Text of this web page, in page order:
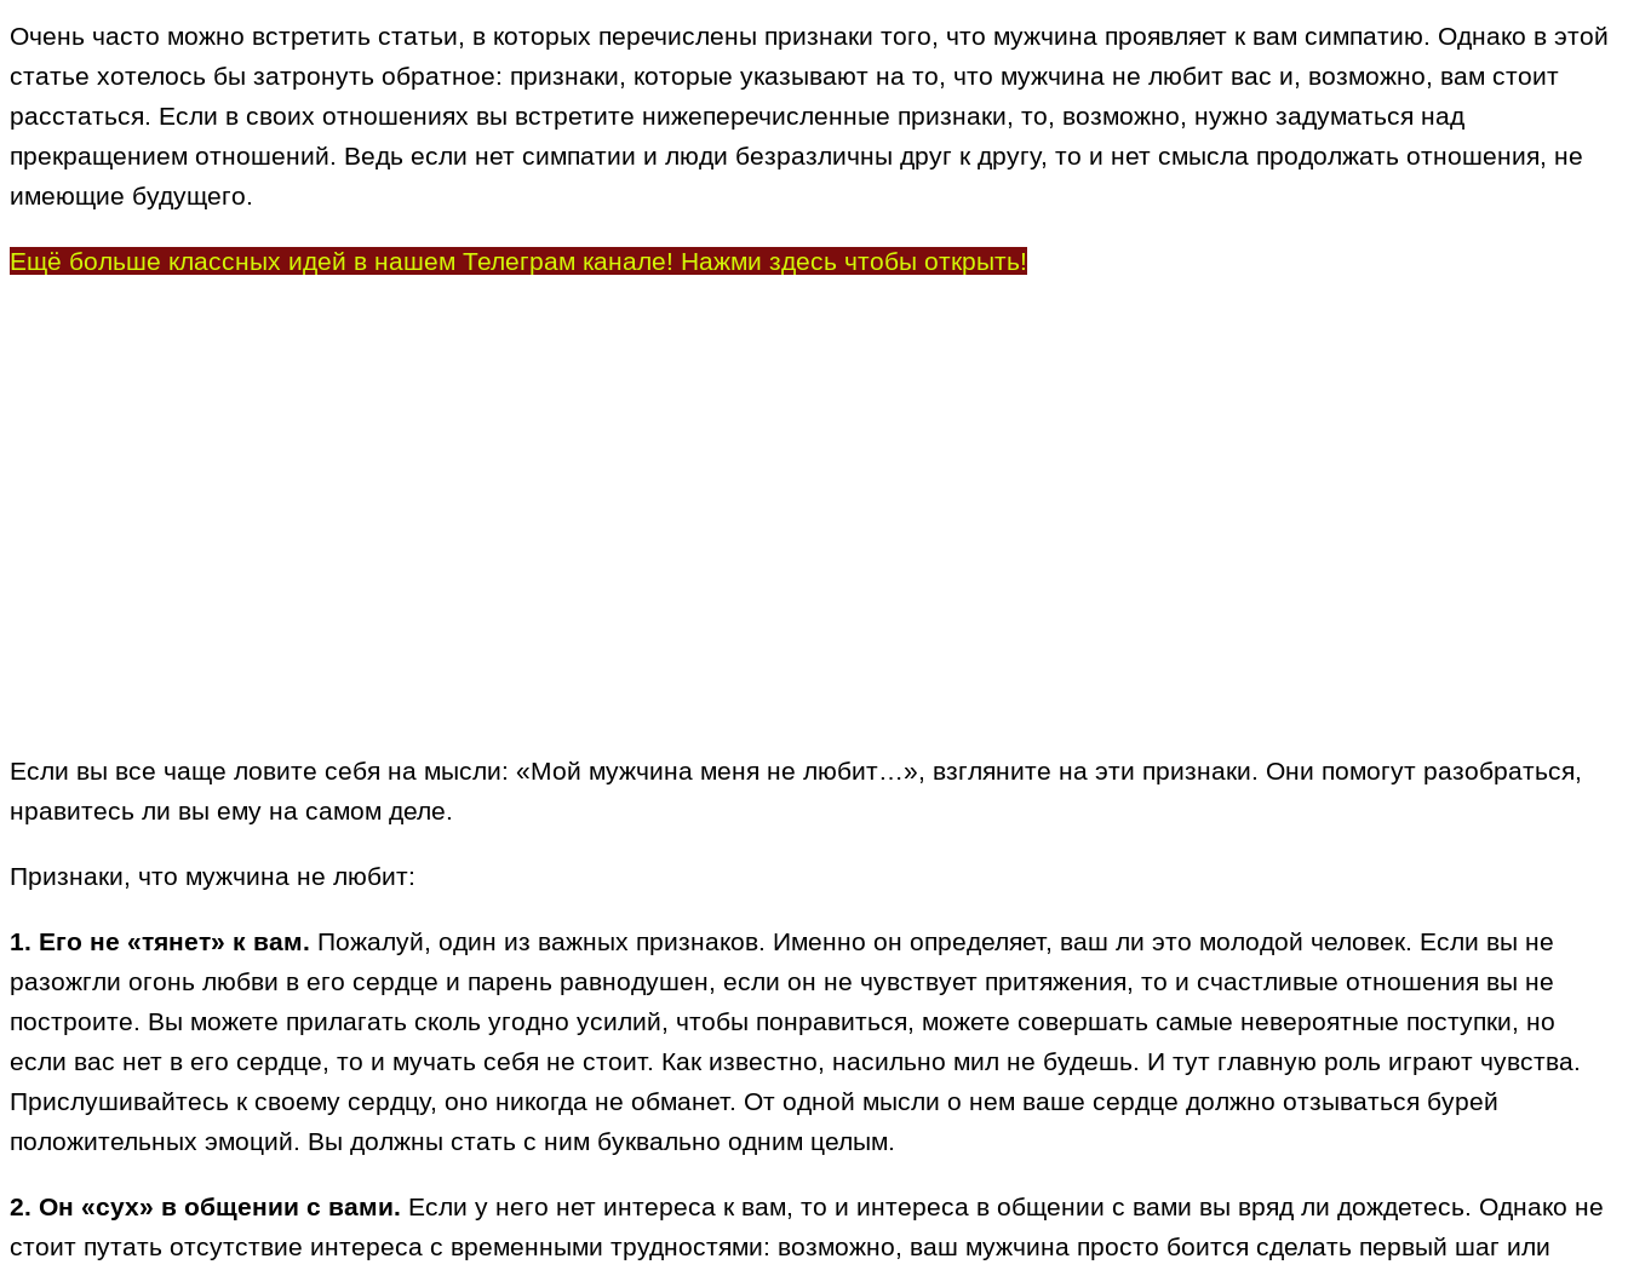
Очень часто можно встретить статьи, в которых перечислены признаки того, что мужчина проявляет к вам симпатию. Однако в этой
статье хотелось бы затронуть обратное: признаки, которые указывают на то, что мужчина не любит вас и, возможно, вам стоит
расстаться. Если в своих отношениях вы встретите нижеперечисленные признаки, то, возможно, нужно задуматься над
прекращением отношений. Ведь если нет симпатии и люди безразличны друг к другу, то и нет смысла продолжать отношения, не
имеющие будущего.
Ещё больше классных идей в нашем Телеграм канале! Нажми здесь чтобы открыть!
Если вы все чаще ловите себя на мысли: «Мой мужчина меня не любит…», взгляните на эти признаки. Они помогут разобраться,
нравитесь ли вы ему на самом деле.
Признаки, что мужчина не любит:
1. Его не «тянет» к вам. Пожалуй, один из важных признаков. Именно он определяет, ваш ли это молодой человек. Если вы не
разожгли огонь любви в его сердце и парень равнодушен, если он не чувствует притяжения, то и счастливые отношения вы не
построите. Вы можете прилагать сколь угодно усилий, чтобы понравиться, можете совершать самые невероятные поступки, но
если вас нет в его сердце, то и мучать себя не стоит. Как известно, насильно мил не будешь. И тут главную роль играют чувства.
Прислушивайтесь к своему сердцу, оно никогда не обманет. От одной мысли о нем ваше сердце должно отзываться бурей
положительных эмоций. Вы должны стать с ним буквально одним целым.
2. Он «сух» в общении с вами. Если у него нет интереса к вам, то и интереса в общении с вами вы вряд ли дождетесь. Однако не
стоит путать отсутствие интереса с временными трудностями: возможно, ваш мужчина просто боится сделать первый шаг или